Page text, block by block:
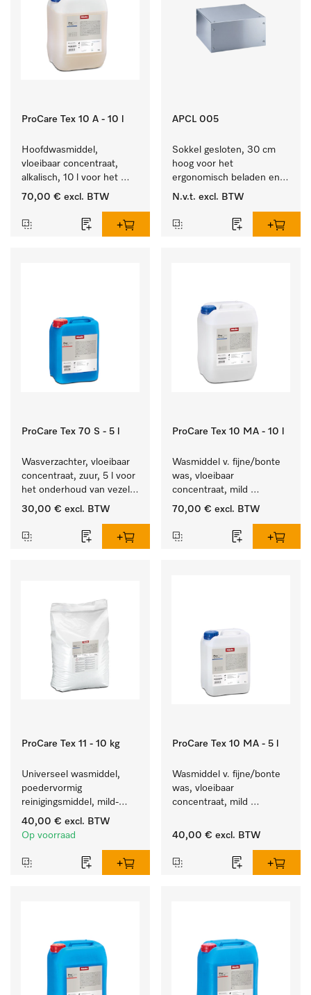
ProCare Tex 10 A - 10 l
Hoofdwasmiddel,
vloeibaar concentraat,
alkalisch, 10 l voor het
reinigen van wit wasgoed
70,00 € excl. BTW
APCL 005
Sokkel gesloten, 30 cm
hoog voor het
ergonomisch beladen en
legen van de wasmachine
N.v.t. excl. BTW
ProCare Tex 70 S - 5 l
Wasverzachter, vloeibaar
concentraat, zuur, 5 l voor
het onderhoud van vezels
zodat het textiel lang
30,00 € excl. BTW
ProCare Tex 10 MA - 10 l
Wasmiddel v. fijne/bonte
was, vloeibaar
concentraat, mild
alkalisch, 10 l voor het
en gevoelig textiel.
70,00 € excl. BTW
ProCare Tex 11 - 10 kg
Universeel wasmiddel,
poedervormig
reinigingsmiddel, mild-
alkalisch, 10 kg voor het
reinigen van wit wasgoed
40,00 € excl. BTW
Op voorraad
ProCare Tex 10 MA - 5 l
Wasmiddel v. fijne/bonte
was, vloeibaar
concentraat, mild
reinigen van bonte was
40,00 € excl. BTW